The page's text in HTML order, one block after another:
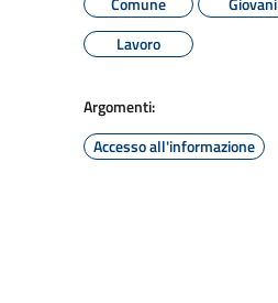
Lavoro
Argomenti:
Accesso all'informazione